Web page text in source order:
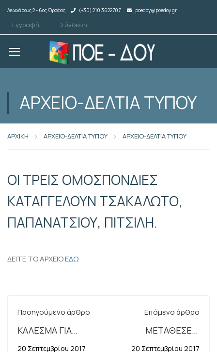
Λεωχάρους 2 - 6ος Όροφος (+30) 210 3622707 poedoy@poedoy.gr
Εγγραφή Σύνδεση
ΑΡΧΕΙΟ-ΔΕΛΤΙΑ ΤΥΠΟΥ
ΑΡΧΙΚΗ ΑΡΧΕΙΟ-ΔΕΛΤΙΑ ΤΥΠΟΥ ΑΡΧΕΙΟ-ΔΕΛΤΙΑ ΤΥΠΟΥ
ΟΙ ΤΡΕΙΣ ΟΜΟΣΠΟΝΔΙΕΣ
ΚΑΤΑΓΓΕΛΟΥΝ ΤΣΑΚΑΛΩΤΟ,
ΠΑΠΑΝΑΤΣΙΟΥ, ΠΙΤΣΙΛΗ.
ΔΕΙΤΕ ΤΟ ΑΡΧΕΙΟΕΔΩ
Προηγούμενο άρθρο
ΚΑΛΕΣΜΑ ΓΙΑ
ΣΥΜΜΕΤΟΧΗ ΣΤΗΝ
20 Σεπτεμβρίου 2017
Επόμενο άρθρο
ΜΕΤΑΘΕΣΕΙΣ
ΥΠΑΛΛΗΛΩΝ
20 Σεπτεμβρίου 2017